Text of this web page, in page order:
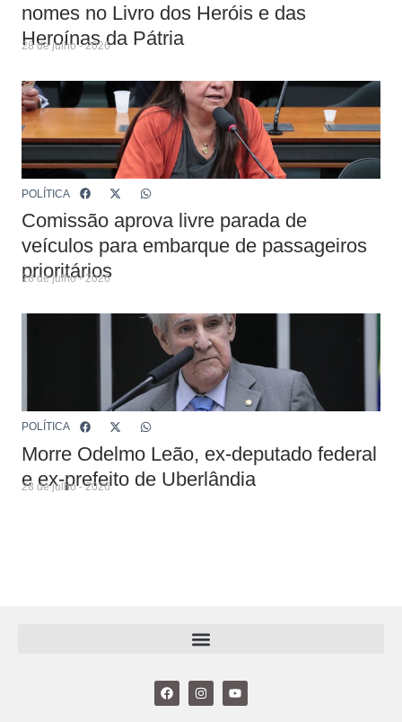
nomes no Livro dos Heróis e das
Heroínas da Pátria
28 de julho - 2026
POLÍTICA
Comissão aprova livre parada de
veículos para embarque de passageiros
prioritários
28 de julho - 2026
POLÍTICA
Morre Odelmo Leão, ex-deputado federal
e ex-prefeito de Uberlândia
28 de julho - 2026